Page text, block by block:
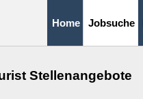
Home Jobsuche
Stellenangebote